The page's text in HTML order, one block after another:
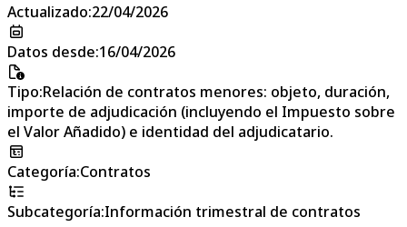
Actualizado:22/04/2026
Datos desde:16/04/2026
Tipo:Relación de contratos menores: objeto, duración,
importe de adjudicación (incluyendo el Impuesto sobre
el Valor Añadido) e identidad del adjudicatario.
Categoría:Contratos
Subcategoría:Información trimestral de contratos